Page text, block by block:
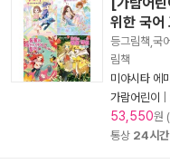
위한 국어
등그림책,국
림책
미야시타 에
가람어린이
53,550원
통상 24시간